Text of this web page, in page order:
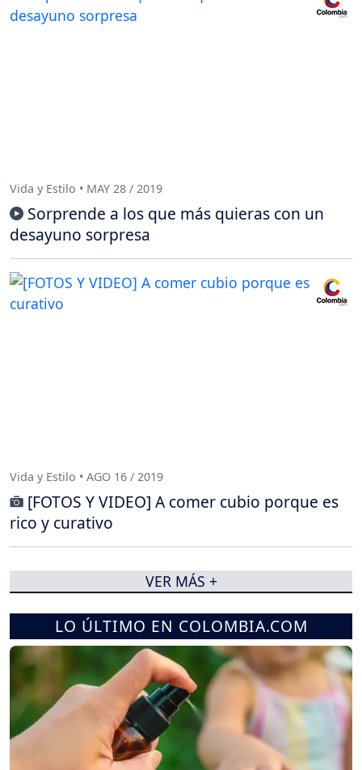
LO ÚLTIMO EN COLOMBIA.COM
Vida y Estilo • MAY 28 / 2019
Sorprende a los que más quieras con un
desayuno sorpresa
Vida y Estilo • AGO 16 / 2019
[FOTOS Y VIDEO] A comer cubio porque es
rico y curativo
VER MÁS +